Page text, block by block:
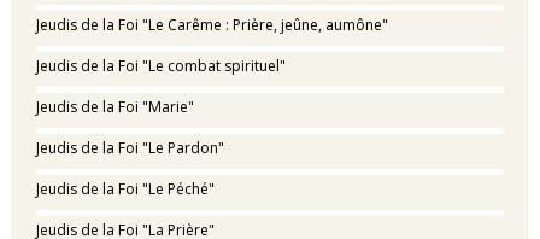
Jeudis de la Foi "Le Carême : Prière, jeûne, aumône"
Jeudis de la Foi "Le combat spirituel"
Jeudis de la Foi "Marie"
Jeudis de la Foi "Le Pardon"
Jeudis de la Foi "Le Péché"
Jeudis de la Foi "La Prière"